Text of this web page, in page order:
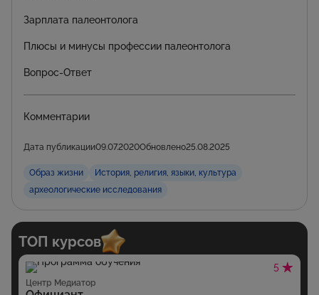
Зарплата палеонтолога
Плюсы и минусы профессии палеонтолога
Вопрос-Ответ
Комментарии
Дата публикации09.07.2020Обновлено25.08.2025
Образ жизни
История, религия, языки, культура
археологические исследования
ТОП курсов
5
Центр Медиатор